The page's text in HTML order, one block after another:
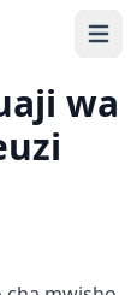
Open
wa